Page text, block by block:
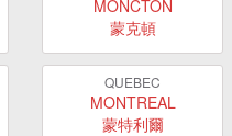
MONCTON
蒙克頓
QUEBEC
MONTREAL
蒙特利爾